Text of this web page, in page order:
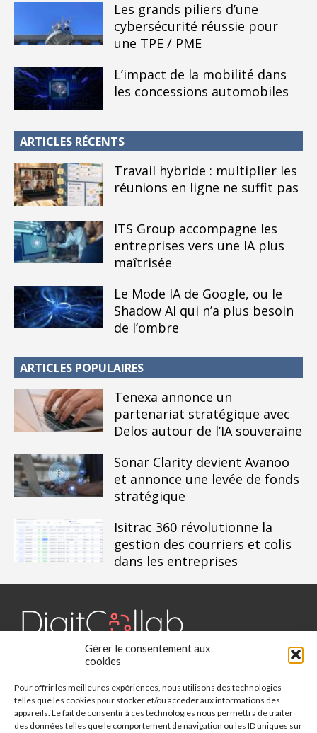
Gérer le consentement aux
cookies
Pour offrir les meilleures expériences, nous utilisons des technologies
telles que les cookies pour stocker et/ou accéder aux informations des
appareils. Le fait de consentir à ces technologies nous permettra de traiter
des données telles que le comportement de navigation ou les ID uniques sur
Les grands piliers d’une
cybersécurité réussie pour
une TPE / PME
L’impact de la mobilité dans
les concessions automobiles
ARTICLES RÉCENTS
Travail hybride : multiplier les
réunions en ligne ne suffit pas
ITS Group accompagne les
entreprises vers une IA plus
maîtrisée
Le Mode IA de Google, ou le
Shadow AI qui n’a plus besoin
de l’ombre
ARTICLES POPULAIRES
Tenexa annonce un
partenariat stratégique avec
Delos autour de l’IA souveraine
Sonar Clarity devient Avanoo
et annonce une levée de fonds
stratégique
Isitrac 360 révolutionne la
gestion des courriers et colis
dans les entreprises
Digit Collab est un média dédié aux outils collaboratifs, retrouvez
des études, des évènements, des livres blancs et les nominations
du secteur. Retrouvez toutes les informations sur les innovations
des outils collaboratifs.